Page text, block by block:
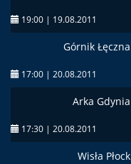
19:00 | 19.08.2011
Górnik Łęczna
17:00 | 20.08.2011
Arka Gdynia
17:30 | 20.08.2011
Wisła Płock